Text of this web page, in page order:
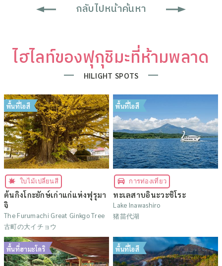
กลับไปหน้าค้นหา
ไฮไลท์ของฟุกุชิมะที่ห้ามพลาด
HILIGHT SPOTS
พื้นที่ไอสึ
ใบไม้เปลี่ยนสี
ต้นกิงโกะยักษ์เก่าแก่แห่งฟุรุมา
จิ
The Furumachi Great Ginkgo Tree
古町の大イチョウ
พื้นที่ไอสึ
การท่องเที่ยว
ทะเลสาบอินะวะชิโระ
Lake Inawashiro
猪苗代湖
พื้นที่ฮามะโดริ พื้นที่ไอสึ